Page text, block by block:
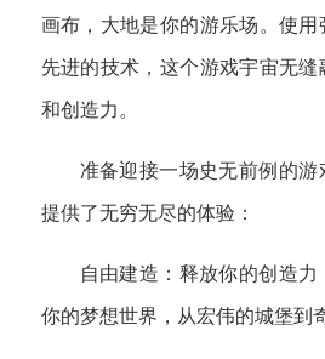
画布，大地是你的游乐场。使用
先进的技术，这个游戏宇宙无缝
和创造力。
准备迎接一场史无前例的游
提供了无穷无尽的体验：
自由建造：释放你的创造力
你的梦想世界，从宏伟的城堡到